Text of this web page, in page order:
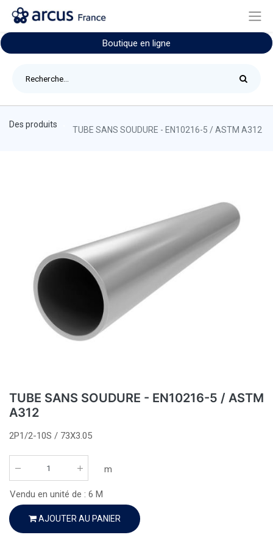
Boutique en ligne
Des produits
TUBE SANS SOUDURE - EN10216-5 / ASTM A312
TUBE SANS SOUDURE - EN10216-5 / ASTM
A312
2P1/2-10S / 73X3.05
m
Vendu en unité de : 6 M
AJOUTER AU PANIER